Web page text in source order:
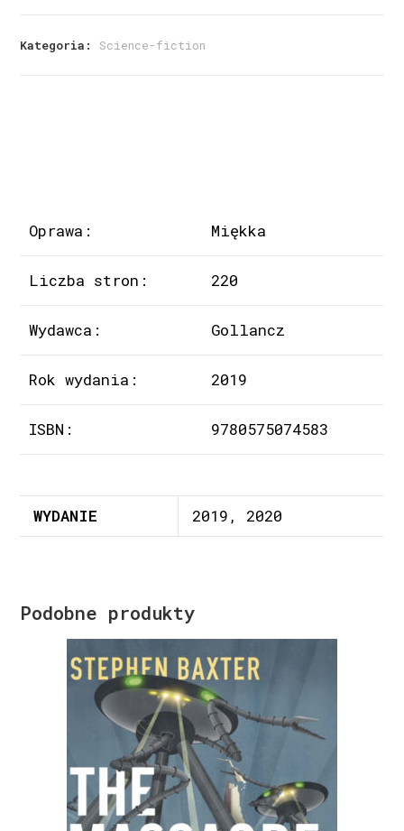
Kategoria: Science-fiction
Oprawa: Miękka
Liczba stron: 220
Wydawca: Gollancz
Rok wydania: 2019
ISBN: 9780575074583
WYDANIE 2019, 2020
Podobne produkty